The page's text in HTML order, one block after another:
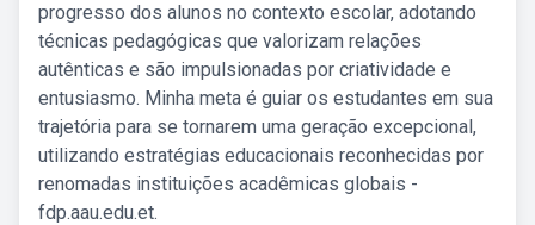
progresso dos alunos no contexto escolar, adotando
técnicas pedagógicas que valorizam relações
autênticas e são impulsionadas por criatividade e
entusiasmo. Minha meta é guiar os estudantes em sua
trajetória para se tornarem uma geração excepcional,
utilizando estratégias educacionais reconhecidas por
renomadas instituições acadêmicas globais -
fdp.aau.edu.et.